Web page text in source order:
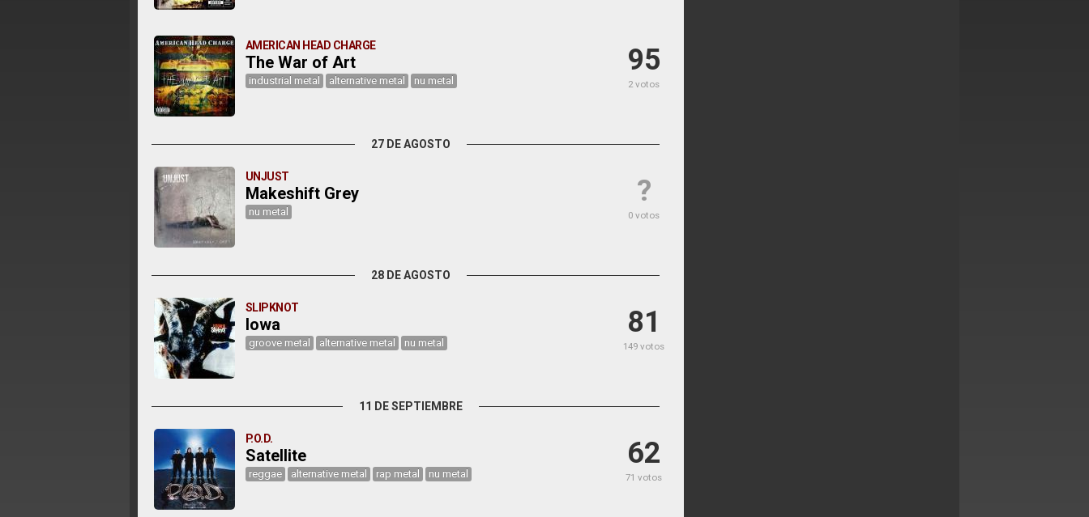
95
2 votos
AMERICAN HEAD CHARGE
The War of Art
industrial metal alternative metal nu metal
27 DE AGOSTO
?
0 votos
UNJUST
Makeshift Grey
nu metal
28 DE AGOSTO
81
149 votos
SLIPKNOT
Iowa
groove metal alternative metal nu metal
11 DE SEPTIEMBRE
62
71 votos
P.O.D.
Satellite
reggae alternative metal rap metal nu metal